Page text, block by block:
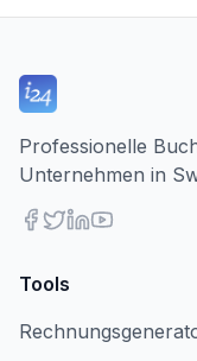
Professionelle
Unternehmen in
Tools